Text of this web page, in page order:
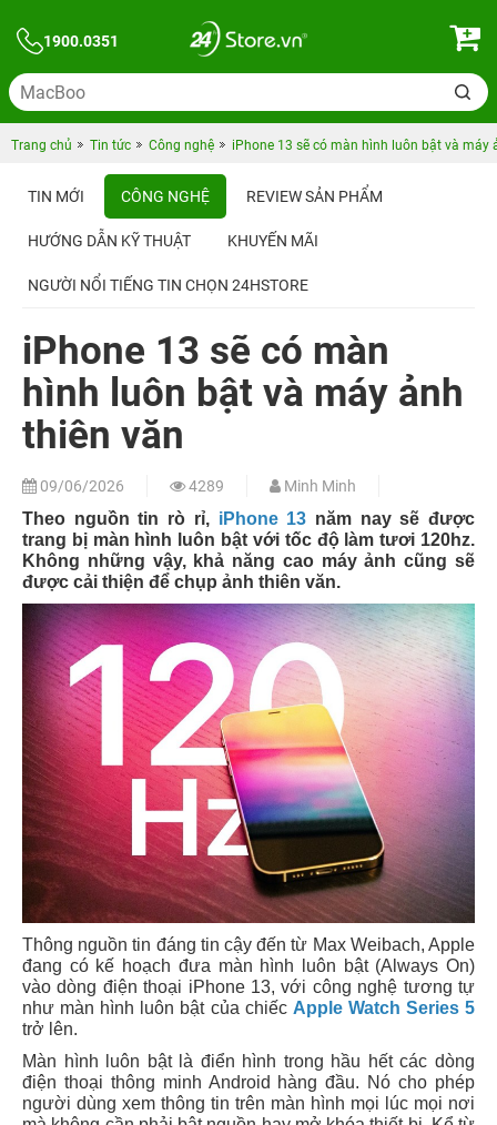
1900.0351
Trang chủ Tin tức Công nghệ iPhone 13 sẽ có màn hình luôn bật và máy
TIN MỚI CÔNG NGHỆ REVIEW SẢN PHẨM
HƯỚNG DẪN KỸ THUẬT KHUYẾN MÃI
NGƯỜI NỔI TIẾNG TIN CHỌN 24HSTORE
iPhone 13 sẽ có màn
hình luôn bật và máy ảnh
thiên văn
09/06/2026 4289 Minh Minh
Theo nguồn tin rò rỉ, iPhone 13 năm nay sẽ được
trang bị màn hình luôn bật với tốc độ làm tươi 120hz.
Không những vậy, khả năng cao máy ảnh cũng sẽ
được cải thiện để chụp ảnh thiên văn.
Thông nguồn tin đáng tin cậy đến từ Max Weibach, Apple
đang có kế hoạch đưa màn hình luôn bật (Always On)
vào dòng điện thoại iPhone 13, với công nghệ tương tự
như màn hình luôn bật của chiếc Apple Watch Series 5
trở lên.
Màn hình luôn bật là điển hình trong hầu hết các dòng
điện thoại thông minh Android hàng đầu. Nó cho phép
người dùng xem thông tin trên màn hình mọi lúc mọi nơi